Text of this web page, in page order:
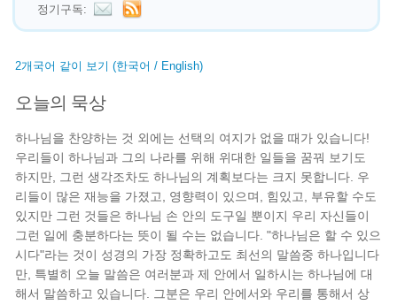
정기구독:
2개국어 같이 보기 (한국어 / English)
오늘의 묵상
하나님을 찬양하는 것 외에는 선택의 여지가 없을 때가 있습니다!
우리들이 하나님과 그의 나라를 위해 위대한 일들을 꿈꿔 보기도
하지만, 그런 생각조차도 하나님의 계획보다는 크지 못합니다. 우
리들이 많은 재능을 가졌고, 영향력이 있으며, 힘있고, 부유할 수도
있지만 그런 것들은 하나님 손 안의 도구일 뿐이지 우리 자신들이
그런 일에 충분하다는 뜻이 될 수는 없습니다. "하나님은 할 수 있으
시다"라는 것이 성경의 가장 정확하고도 최선의 말씀중 하나입니다
만, 특별히 오늘 말씀은 여러분과 제 안에서 일하시는 하나님에 대
해서 말씀하고 있습니다. 그분은 우리 안에서와 우리를 통해서 상